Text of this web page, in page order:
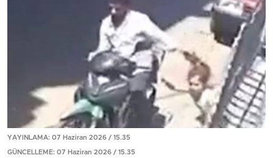
YAYINLAMA: 07 Haziran 2026 / 15.35
GÜNCELLEME: 07 Haziran 2026 / 15.35